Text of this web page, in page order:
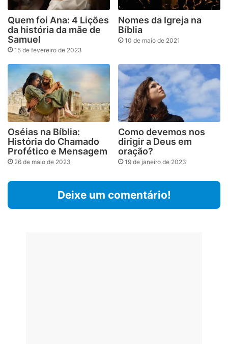
Quem foi Ana: 4 Lições
da história da mãe de
Samuel
15 de fevereiro de 2023
Nomes da Igreja na
Bíblia
10 de maio de 2021
Oséias na Bíblia:
História do Chamado
Profético e Mensagem
26 de maio de 2023
Como devemos nos
dirigir a Deus em
oração?
19 de janeiro de 2023
Deixe um comentário!